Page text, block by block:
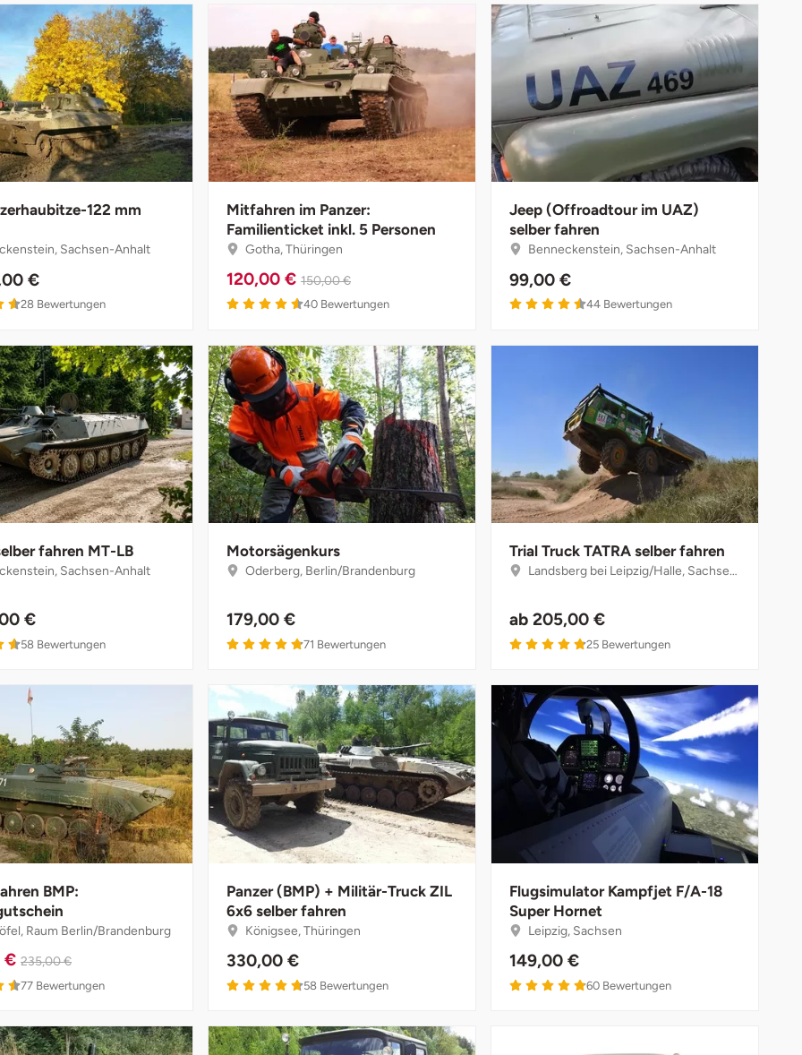
122 mm
Sachsen-Anhalt
€
4.6 von 5
28 Bewertungen
Mitfahren im Panzer:
Familienticket inkl. 5 Personen
Gotha, Thüringen
120,00 € 150,00 €
4.6 von 5
40 Bewertungen
Jeep (Offroadtour im UAZ)
selber fahren
Benneckenstein, Sachsen-Anhalt
99,00 €
4.5 von 5
44 Bewertungen
fahren MT-LB
Sachsen-Anhalt
€
4.6 von 5
58 Bewertungen
Motorsägenkurs
Oderberg, Berlin/Brandenburg
179,00 €
4.8 von 5
71 Bewertungen
Trial Truck TATRA selber fahren
Landsberg bei Leipzig/Halle, Sachsen-Anhalt
ab 205,00 €
4.8 von 5
25 Bewertungen
BMP:
Raum Berlin/Brandenburg
€ 235,00 €
4.5 von 5
77 Bewertungen
Panzer (BMP) + Militär-Truck ZIL
6x6 selber fahren
Königsee, Thüringen
330,00 €
4.7 von 5
58 Bewertungen
Flugsimulator Kampfjet F/A-18
Super Hornet
Leipzig, Sachsen
149,00 €
4.9 von 5
60 Bewertungen